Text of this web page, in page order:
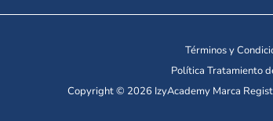
Términos y
Política Tratamiento
Copyright © 2026 IzyAcademy Marca